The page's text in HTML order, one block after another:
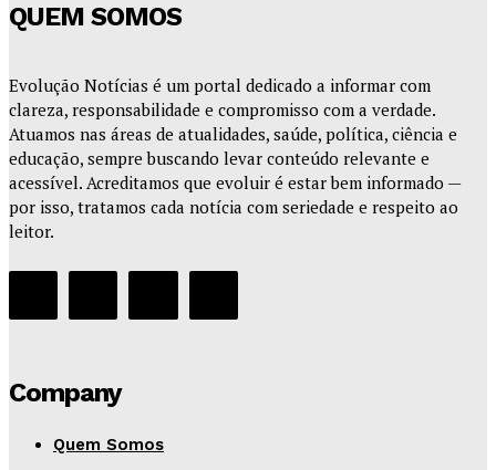
QUEM SOMOS
Evolução Notícias é um portal dedicado a informar com
clareza, responsabilidade e compromisso com a verdade.
Atuamos nas áreas de atualidades, saúde, política, ciência e
educação, sempre buscando levar conteúdo relevante e
acessível. Acreditamos que evoluir é estar bem informado —
por isso, tratamos cada notícia com seriedade e respeito ao
leitor.
Company
Quem Somos